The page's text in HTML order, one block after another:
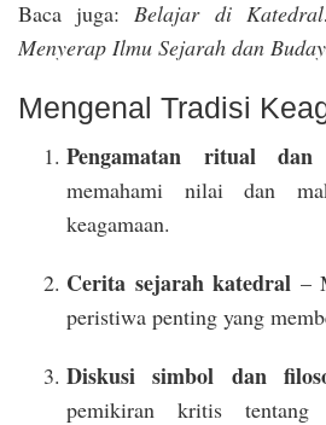
Baca juga:Belajar di
Menyerap Ilmu Sejarah dan
Mengenal Tradisi
Pengamatan ritual dan
memahami nilai dan
keagamaan.
Cerita sejarah katedral –
peristiwa penting yang
Diskusi simbol dan
pemikiran kritis